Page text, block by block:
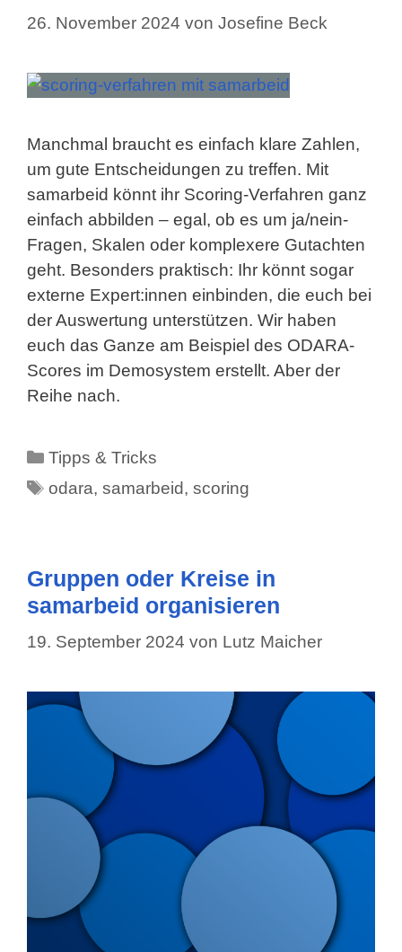
26. November 2024 von Josefine Beck
Manchmal braucht es einfach klare Zahlen,
um gute Entscheidungen zu treffen. Mit
samarbeid könnt ihr Scoring-Verfahren ganz
einfach abbilden – egal, ob es um ja/nein-
Fragen, Skalen oder komplexere Gutachten
geht. Besonders praktisch: Ihr könnt sogar
externe Expert:innen einbinden, die euch bei
der Auswertung unterstützen. Wir haben
euch das Ganze am Beispiel des ODARA-
Scores im Demosystem erstellt. Aber der
Reihe nach.
Kategorien
Tipps & Tricks
Schlagwörter
odara,samarbeid,scoring
Gruppen oder Kreise in
samarbeid organisieren
19. September 2024 von Lutz Maicher